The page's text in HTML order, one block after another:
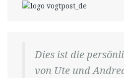
Dies ist die
von Ute und